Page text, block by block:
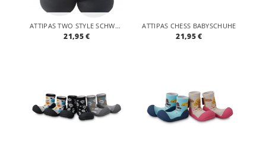
ATTIPAS TWO STYLE SCHWARZ- ERGONOMISCHE BABY LAUFLERNSCHUHE, ATMUNGSAKTIVE KINDER HAUSSCHUHE ABS SOCKEN BABYSCHUHE ANTIRUTSCH
21,95 €
ATTIPAS CHESS BABYSCHUHE
21,95 €